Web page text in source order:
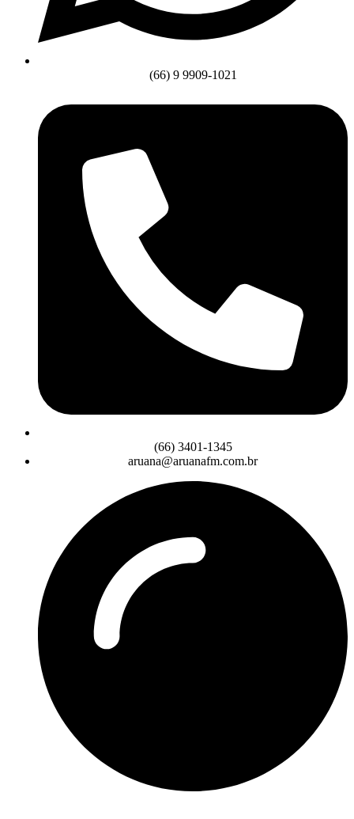
(66) 9 9909-1021
(66) 3401-1345
aruana@aruanafm.com.br